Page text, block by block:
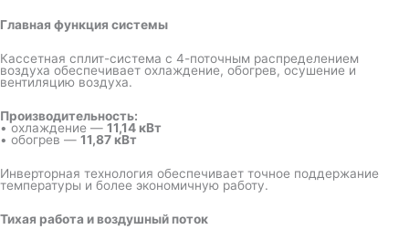
Главная функция системы
Кассетная сплит-система с 4-поточным распределением
воздуха обеспечивает охлаждение, обогрев, осушение и
вентиляцию воздуха.
Производительность:
• охлаждение — 11,14 кВт
• обогрев — 11,87 кВт
Инверторная технология обеспечивает точное поддержание
температуры и более экономичную работу.
Тихая работа и воздушный поток